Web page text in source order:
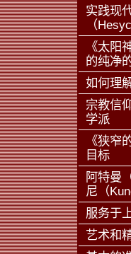
实践现
（
《太阳
的纯净
如何理
宗教信
学派
《狭窄
目标
阿特曼
尼（
服务于
艺术和